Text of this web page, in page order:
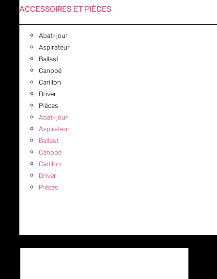
ACCESSOIRES ET PIÈCES
Abat-jour
Aspirateur
Ballast
Canopé
Carillon
Driver
Pièces
Abat-jour
Aspirateur
Ballast
Canopé
Carillon
Driver
Pièces